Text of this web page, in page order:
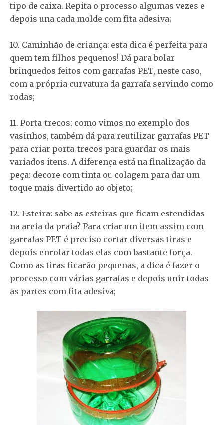
tipo de caixa. Repita o processo algumas vezes e
depois una cada molde com fita adesiva;
10. Caminhão de criança: esta dica é perfeita para
quem tem filhos pequenos! Dá para bolar
brinquedos feitos com garrafas PET, neste caso,
com a própria curvatura da garrafa servindo como
rodas;
11. Porta-trecos: como vimos no exemplo dos
vasinhos, também dá para reutilizar garrafas PET
para criar porta-trecos para guardar os mais
variados itens. A diferença está na finalização da
peça: decore com tinta ou colagem para dar um
toque mais divertido ao objeto;
12. Esteira: sabe as esteiras que ficam estendidas
na areia da praia? Para criar um item assim com
garrafas PET é preciso cortar diversas tiras e
depois enrolar todas elas com bastante força.
Como as tiras ficarão pequenas, a dica é fazer o
processo com várias garrafas e depois unir todas
as partes com fita adesiva;